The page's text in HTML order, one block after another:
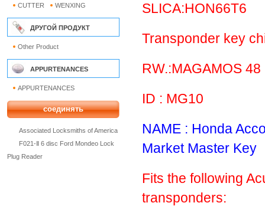
CUTTER WENXING
ДРУГОЙ ПРОДУКТ
Other Product
APPURTENANCES
APPURTENANCES
соединять
Associated Locksmiths of America
F021-Ⅱ 6 disc Ford Mondeo Lock
Plug Reader
SLICA:HON66T6
Transponder key
RW.:MAGAMOS 48
ID : MG10
NAME : Honda
Market Master Key
Fits the following
transponders: